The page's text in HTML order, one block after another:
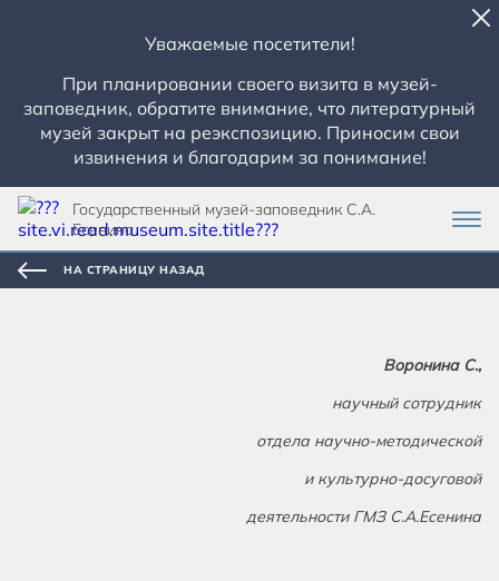
Уважаемые посетители!
При планировании своего визита в музей-
заповедник, обратите внимание, что литературный
музей закрыт на реэкспозицию. Приносим свои
извинения и благодарим за понимание!
Государственный музей-заповедник С.А.
Есенина
НА СТРАНИЦУ НАЗАД
Воронина С.,
научный сотрудник
отдела научно-методической
и культурно-досуговой
деятельности ГМЗ С.А.Есенина